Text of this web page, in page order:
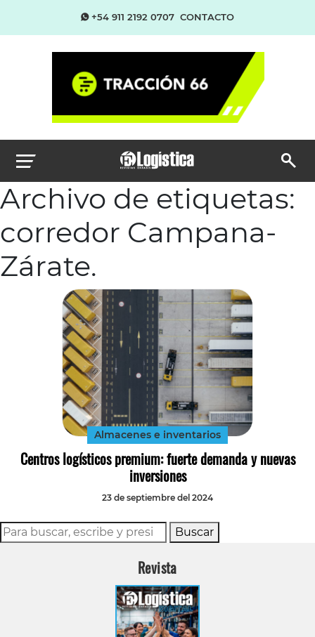
+54 911 2192 0707 CONTACTO
Archivo de etiquetas:
corredor Campana-
Zárate.
Almacenes e inventarios
Centros logísticos premium: fuerte demanda y nuevas
inversiones
23 de septiembre del 2024
Buscar
Revista